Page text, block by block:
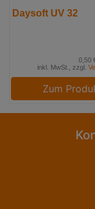
Daysoft UV 32
0,50
inkl. MwSt., zzgl.
Zum